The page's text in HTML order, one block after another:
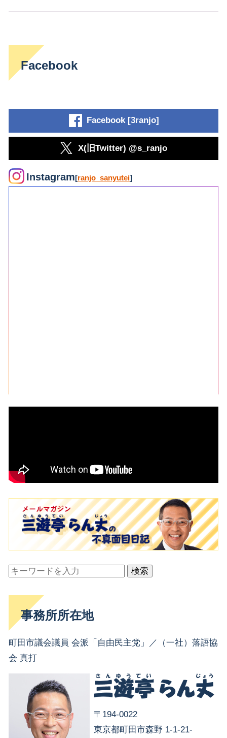
Facebook
Facebook [3ranjo]
X(旧Twitter) @s_ranjo
Instagram[ranjo_sanyutei]
検索
事務所所在地
町田市議会議員 会派「自由民主党」／（一社）落語協
会 真打
〒194-0022
東京都町田市森野 1-1-21-